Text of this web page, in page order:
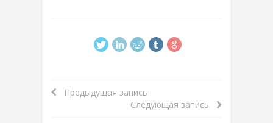
Предыдущая запись
Следующая запись